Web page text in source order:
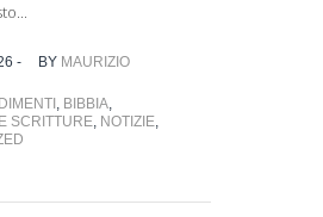
- BY MAURIZIO
, BIBBIA,
SCRITTURE, NOTIZIE,